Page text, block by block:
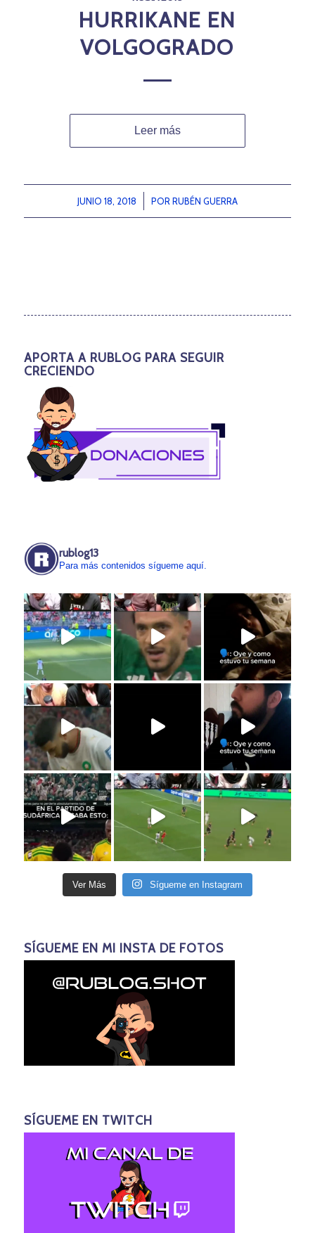
HURRIKANE EN
VOLGOGRADO
Leer más
JUNIO 18, 2018
/ POR RUBÉN GUERRA
APORTA A RUBLOG PARA SEGUIR
CRECIENDO
rublog13
Para más contenidos sígueme aquí.
Ver Más Sígueme en Instagram
SÍGUEME EN MI INSTA DE FOTOS
SÍGUEME EN TWITCH